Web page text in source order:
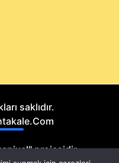
saklıdır.
projesidir.